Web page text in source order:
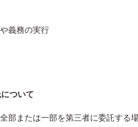
義務の実行
ついて
部または一部を第三者に委託す